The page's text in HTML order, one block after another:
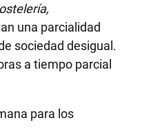
una parcialidad
sociedad desigual.
a tiempo parcial
para los